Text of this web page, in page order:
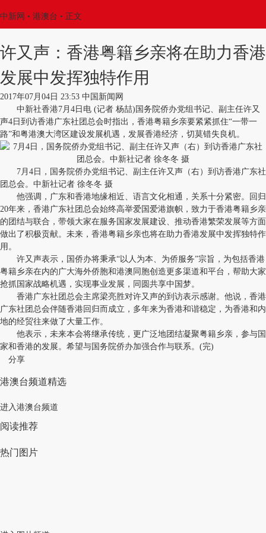
中新网 • 港澳台 • 正文
许又声：香港粤籍乡亲将在助力香港
发展中发挥独特作用
2017年07月04日 23:53 中国新闻网
中新社香港7月4日电 (记者 杨喆)国务院侨办党组书记、副主任许又
声4日到访香港广东社团总会时指出，香港粤籍乡亲要紧紧抓住“一带一
路”和粤港澳大湾区建设发展机遇，发展香港经济，切莫错失良机。
7月4日，国务院侨办党组书记、副主任许又声（右）到访香港广东社
团总会。中新社记者 徐冬冬 摄
他强调，广东和香港地缘相近、语言文化相通，关系十分紧密。回归
20年来，香港广东社团总会始终高举爱国爱港旗帜，致力于香港粤籍乡亲
的团结与联合，带领大家在服务国家发展建设、推动香港繁荣发展等方面
做出了积极贡献。未来，香港粤籍乡亲也将在助力香港发展中发挥独特作
用。
许又声表示，国侨办将秉承“以人为本、为侨服务”宗旨，为包括香港
粤籍乡亲在内的广大海外侨胞和港澳同胞创造更多渠道和平台，帮助大家
抢抓国家战略机遇，实现事业发展，同圆共享中国梦。
香港广东社团总会主席梁亮胜对许又声的到访表示感谢。他说，香港
广东社团总会伴随香港回归而成立，多年来为香港和谐稳定，为香港和内
地的经贸往来做了大量工作。
他表示，未来本会将继承传统，更广泛地团结凝聚粤籍乡亲，参与国
家和香港的发展。希望与国务院侨办加强合作与联系。(完)
分享
港澳台频道精选
进入港澳台频道
阅读推荐
热门图片